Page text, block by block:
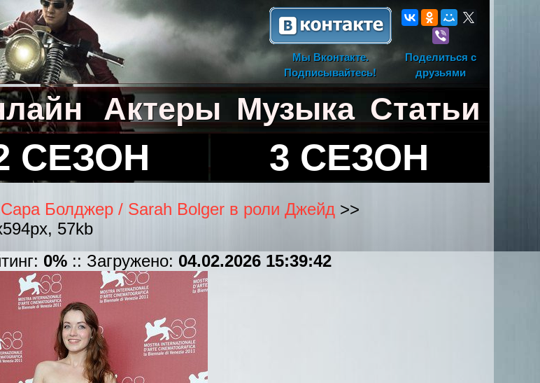
Мы Вконтакте.
Подписывайтесь!
Поделиться с
друзьями
Актеры Музыка Статьи
СЕЗОН 3 СЕЗОН
Болджер / Sarah Bolger в роли Джейд>>
57kb
0% :: Загружено: 04.02.2026 15:39:42